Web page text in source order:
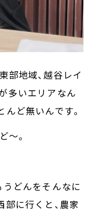
部地域、越谷レイ
多いエリアなん
ど無いんです。
～。
どんをそんなに
に行くと、農家